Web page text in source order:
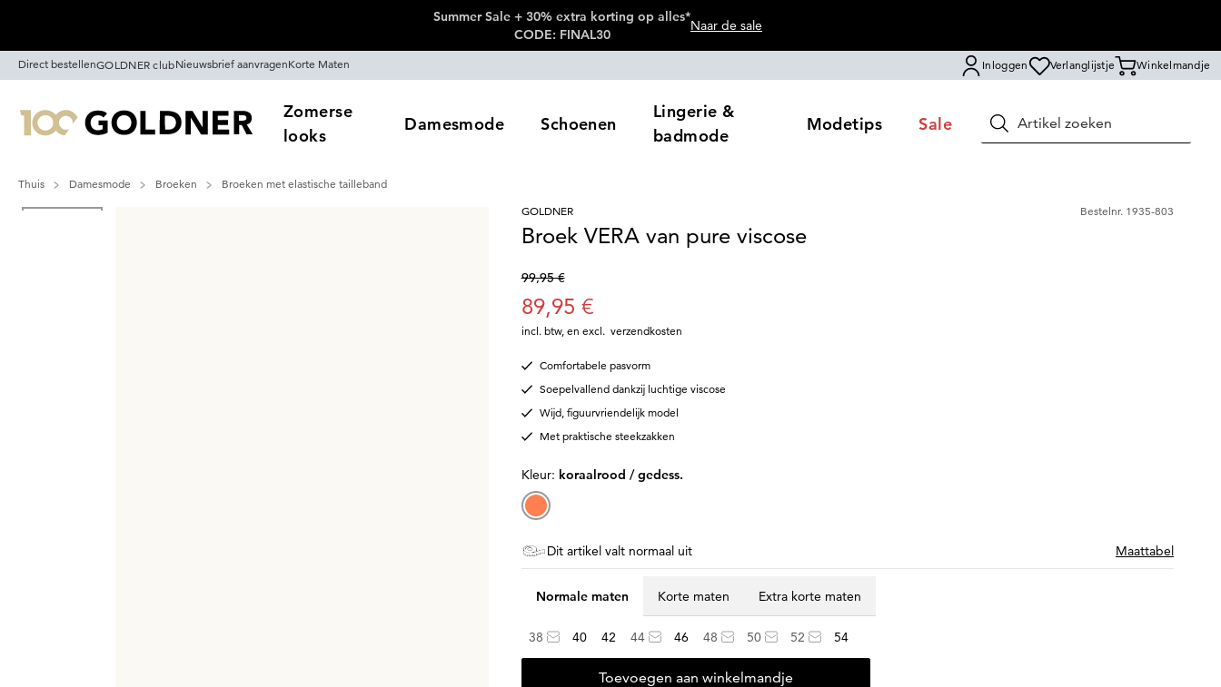
Summer Sale + 30% extra korting op alles*
CODE: FINAL30
Naar de sale
Direct bestellenGOLDNER clubNieuwsbrief aanvragenKorte Maten Inloggen Verlanglijstje Winkelmandje
Zomerse
looks
Damesmode Schoenen
Lingerie &
badmode
Modetips Sale Zoeken
Thuis Damesmode Broeken
Broeken met elastische tailleband
GOLDNER
Bestelnr. 1935-803
Broek VERA van pure viscose
99,95 €
89,95 €
incl. btw, en excl. verzendkosten
Comfortabele pasvorm
Soepelvallend dankzij luchtige viscose
Wijd, figuurvriendelijk model
Met praktische steekzakken
Kleur: koraalrood / gedess.
Dit artikel valt normaal uit Maattabel
Normale maten Korte maten Extra korte maten
38 40 42 44 46 48 50 52 54
Toevoegen aan winkelmandje